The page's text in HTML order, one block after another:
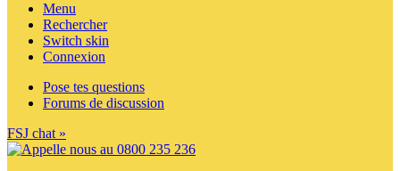
Menu
Rechercher
Switch skin
Connexion
Pose tes questions
Forums de discussion
FSJ chat »